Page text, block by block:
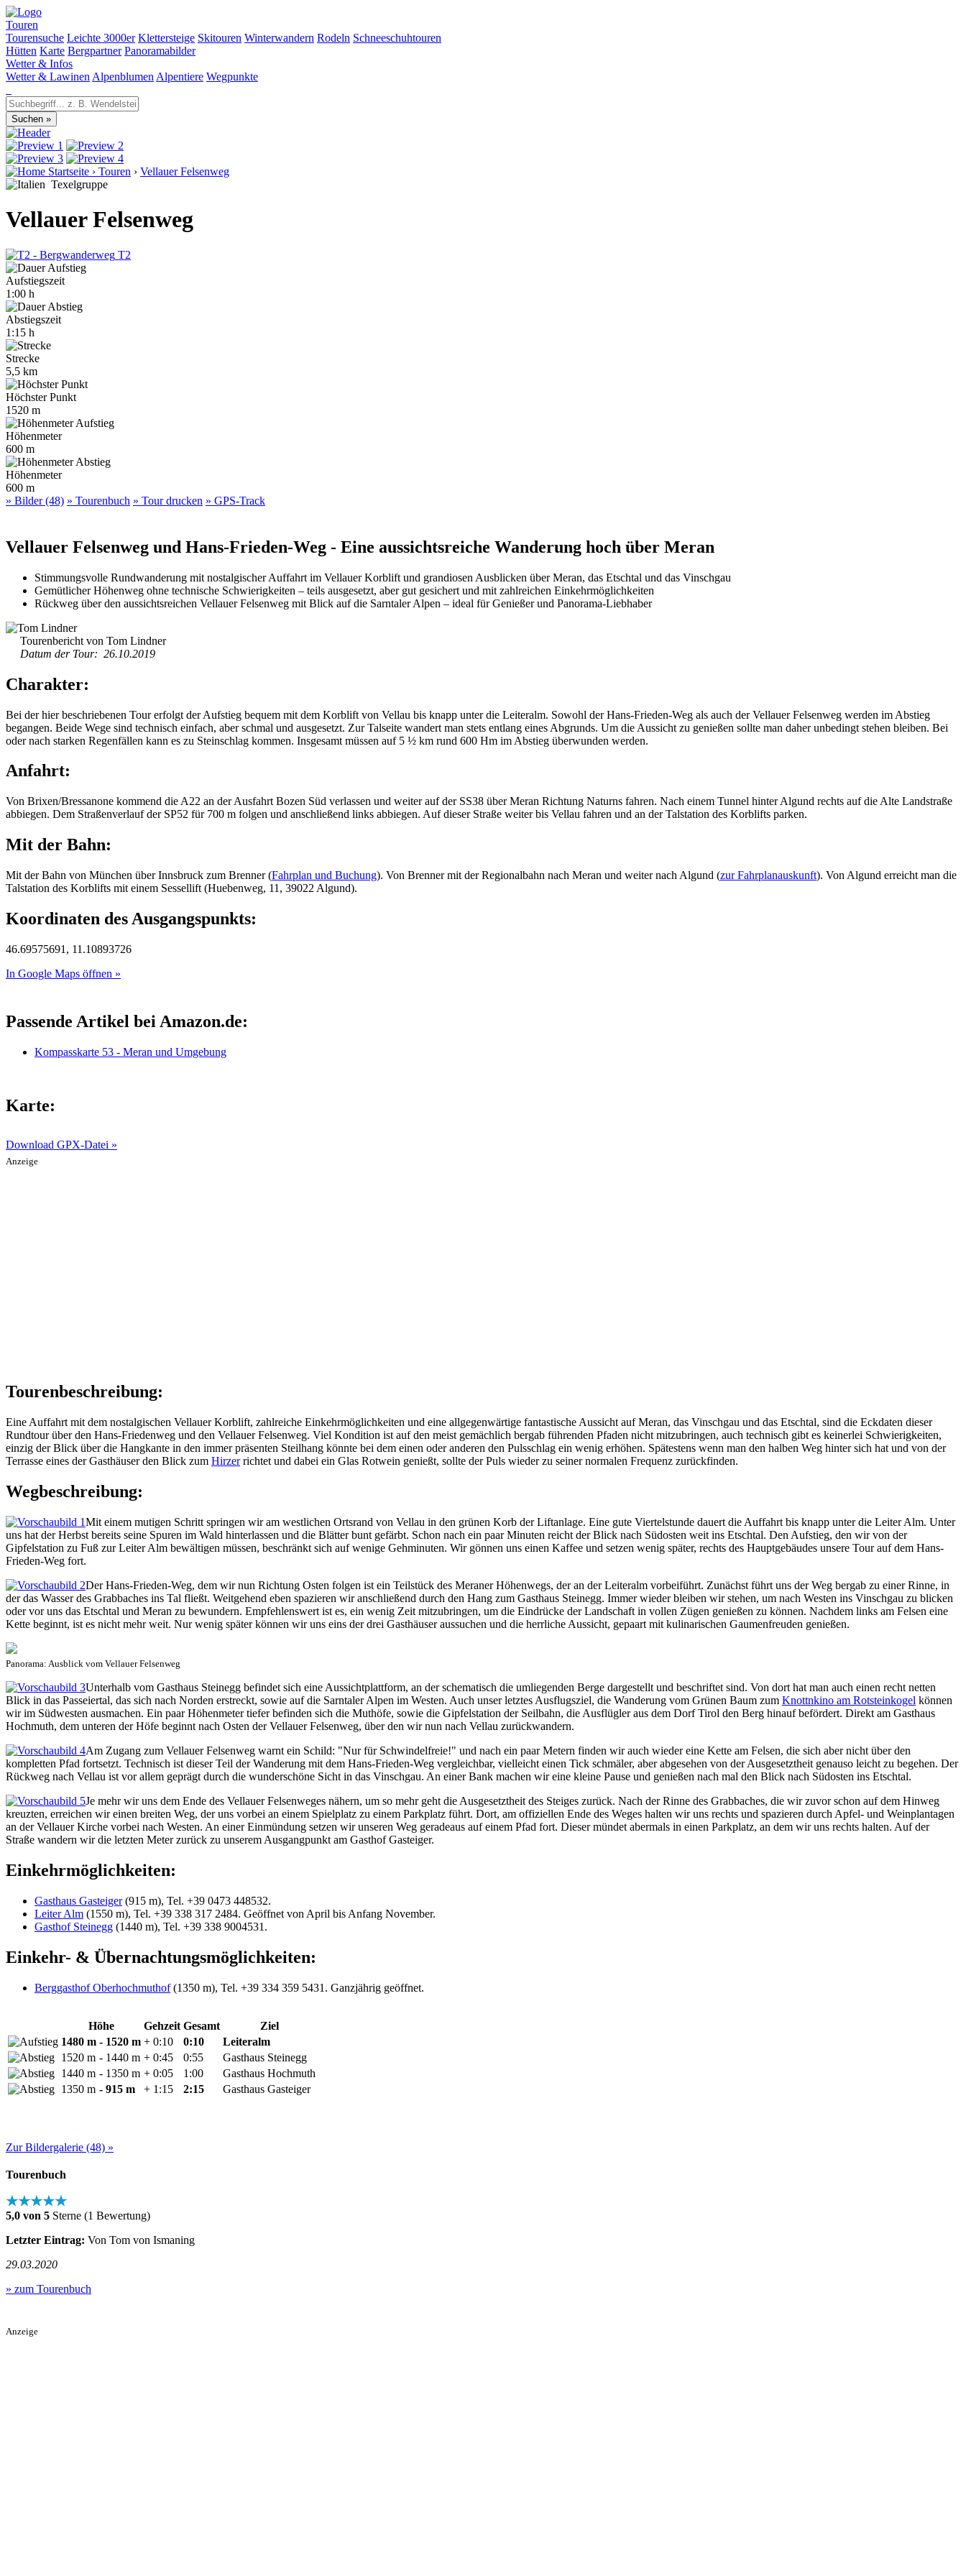
Touren
Tourensuche Leichte 3000er Klettersteige Skitouren Winterwandern Rodeln Schneeschuhtouren
Hütten Karte Bergpartner Panoramabilder
Wetter & Infos
Wetter & Lawinen Alpenblumen Alpentiere Wegpunkte
Startseite › Touren › Vellauer Felsenweg
Texelgruppe
Vellauer Felsenweg
T2
Aufstiegszeit
1:00 h
Abstiegszeit
1:15 h
Strecke
5,5 km
Höchster Punkt
1520 m
Höhenmeter
600 m
Höhenmeter
600 m
» Bilder (48) » Tourenbuch » Tour drucken » GPS-Track
Vellauer Felsenweg und Hans-Frieden-Weg - Eine aussichtsreiche Wanderung hoch über Meran
Stimmungsvolle Rundwanderung mit nostalgischer Auffahrt im Vellauer Korblift und grandiosen Ausblicken über Meran, das Etschtal und das Vinschgau
Gemütlicher Höhenweg ohne technische Schwierigkeiten – teils ausgesetzt, aber gut gesichert und mit zahlreichen Einkehrmöglichkeiten
Rückweg über den aussichtsreichen Vellauer Felsenweg mit Blick auf die Sarntaler Alpen – ideal für Genießer und Panorama-Liebhaber
Tourenbericht von Tom Lindner
Datum der Tour: 26.10.2019
Charakter:
Bei der hier beschriebenen Tour erfolgt der Aufstieg bequem mit dem Korblift von Vellau bis knapp unter die Leiteralm. Sowohl der Hans-Frieden-Weg als auch der Vellauer Felsenweg werden im Abstieg
begangen. Beide Wege sind technisch einfach, aber schmal und ausgesetzt. Zur Talseite wandert man stets entlang eines Abgrunds. Um die Aussicht zu genießen sollte man daher unbedingt stehen bleiben. Bei
oder nach starken Regenfällen kann es zu Steinschlag kommen. Insgesamt müssen auf 5 ½ km rund 600 Hm im Abstieg überwunden werden.
Anfahrt:
Von Brixen/Bressanone kommend die A22 an der Ausfahrt Bozen Süd verlassen und weiter auf der SS38 über Meran Richtung Naturns fahren. Nach einem Tunnel hinter Algund rechts auf die Alte Landstraße
abbiegen. Dem Straßenverlauf der SP52 für 700 m folgen und anschließend links abbiegen. Auf dieser Straße weiter bis Vellau fahren und an der Talstation des Korblifts parken.
Mit der Bahn:
Mit der Bahn von München über Innsbruck zum Brenner (Fahrplan und Buchung). Von Brenner mit der Regionalbahn nach Meran und weiter nach Algund (zur Fahrplanauskunft). Von Algund erreicht man die
Talstation des Korblifts mit einem Sessellift (Huebenweg, 11, 39022 Algund).
Koordinaten des Ausgangspunkts:
46.69575691, 11.10893726
In Google Maps öffnen »
Passende Artikel bei Amazon.de:
Kompasskarte 53 - Meran und Umgebung
Karte:
Download GPX-Datei »
Anzeige
Tourenbeschreibung:
Eine Auffahrt mit dem nostalgischen Vellauer Korblift, zahlreiche Einkehrmöglichkeiten und eine allgegenwärtige fantastische Aussicht auf Meran, das Vinschgau und das Etschtal, sind die Eckdaten dieser
Rundtour über den Hans-Friedenweg und den Vellauer Felsenweg. Viel Kondition ist auf den meist gemächlich bergab führenden Pfaden nicht mitzubringen, auch technisch gibt es keinerlei Schwierigkeiten,
einzig der Blick über die Hangkante in den immer präsenten Steilhang könnte bei dem einen oder anderen den Pulsschlag ein wenig erhöhen. Spätestens wenn man den halben Weg hinter sich hat und von der
Terrasse eines der Gasthäuser den Blick zum Hirzerrichtet und dabei ein Glas Rotwein genießt, sollte der Puls wieder zu seiner normalen Frequenz zurückfinden.
Wegbeschreibung:
Mit einem mutigen Schritt springen wir am westlichen Ortsrand von Vellau in den grünen Korb der Liftanlage. Eine gute Viertelstunde dauert die Auffahrt bis knapp unter die Leiter Alm. Unter
uns hat der Herbst bereits seine Spuren im Wald hinterlassen und die Blätter bunt gefärbt. Schon nach ein paar Minuten reicht der Blick nach Südosten weit ins Etschtal. Den Aufstieg, den wir von der
Gipfelstation zu Fuß zur Leiter Alm bewältigen müssen, beschränkt sich auf wenige Gehminuten. Wir gönnen uns einen Kaffee und setzen wenig später, rechts des Hauptgebäudes unsere Tour auf dem Hans-
Frieden-Weg fort.
Der Hans-Frieden-Weg, dem wir nun Richtung Osten folgen ist ein Teilstück des Meraner Höhenwegs, der an der Leiteralm vorbeiführt. Zunächst führt uns der Weg bergab zu einer Rinne, in
der das Wasser des Grabbaches ins Tal fließt. Weitgehend eben spazieren wir anschließend durch den Hang zum Gasthaus Steinegg. Immer wieder bleiben wir stehen, um nach Westen ins Vinschgau zu blicken
oder vor uns das Etschtal und Meran zu bewundern. Empfehlenswert ist es, ein wenig Zeit mitzubringen, um die Eindrücke der Landschaft in vollen Zügen genießen zu können. Nachdem links am Felsen eine
Kette beginnt, ist es nicht mehr weit. Nur wenig später können wir uns eins der drei Gasthäuser aussuchen und die herrliche Aussicht, gepaart mit kulinarischen Gaumenfreuden genießen.
Panorama: Ausblick vom Vellauer Felsenweg
Unterhalb vom Gasthaus Steinegg befindet sich eine Aussichtplattform, an der schematisch die umliegenden Berge dargestellt und beschriftet sind. Von dort hat man auch einen recht netten
Blick in das Passeiertal, das sich nach Norden erstreckt, sowie auf die Sarntaler Alpen im Westen. Auch unser letztes Ausflugsziel, die Wanderung vom Grünen Baum zum Knottnkino am Rotsteinkogel können
wir im Südwesten ausmachen. Ein paar Höhenmeter tiefer befinden sich die Muthöfe, sowie die Gipfelstation der Seilbahn, die Ausflügler aus dem Dorf Tirol den Berg hinauf befördert. Direkt am Gasthaus
Hochmuth, dem unteren der Höfe beginnt nach Osten der Vellauer Felsenweg, über den wir nun nach Vellau zurückwandern.
Am Zugang zum Vellauer Felsenweg warnt ein Schild: "Nur für Schwindelfreie!" und nach ein paar Metern finden wir auch wieder eine Kette am Felsen, die sich aber nicht über den
kompletten Pfad fortsetzt. Technisch ist dieser Teil der Wanderung mit dem Hans-Frieden-Weg vergleichbar, vielleicht einen Tick schmäler, aber abgesehen von der Ausgesetztheit genauso leicht zu begehen. Der
Rückweg nach Vellau ist vor allem geprägt durch die wunderschöne Sicht in das Vinschgau. An einer Bank machen wir eine kleine Pause und genießen nach mal den Blick nach Südosten ins Etschtal.
Je mehr wir uns dem Ende des Vellauer Felsenweges nähern, um so mehr geht die Ausgesetztheit des Steiges zurück. Nach der Rinne des Grabbaches, die wir zuvor schon auf dem Hinweg
kreuzten, erreichen wir einen breiten Weg, der uns vorbei an einem Spielplatz zu einem Parkplatz führt. Dort, am offiziellen Ende des Weges halten wir uns rechts und spazieren durch Apfel- und Weinplantagen
an der Vellauer Kirche vorbei nach Westen. An einer Einmündung setzen wir unseren Weg geradeaus auf einem Pfad fort. Dieser mündet abermals in einen Parkplatz, an dem wir uns rechts halten. Auf der
Straße wandern wir die letzten Meter zurück zu unserem Ausgangpunkt am Gasthof Gasteiger.
Einkehrmöglichkeiten:
Gasthaus Gasteiger(915 m), Tel. +39 0473 448532.
Leiter Alm (1550 m), Tel. +39 338 317 2484. Geöffnet von April bis Anfang November.
Gasthof Steinegg (1440 m), Tel. +39 338 9004531.
Einkehr- & Übernachtungsmöglichkeiten:
Berggasthof Oberhochmuthof(1350 m), Tel. +39 334 359 5431. Ganzjährig geöffnet.
Höhe Gehzeit Gesamt
Ziel
1480 m - 1520 m + 0:10 0:10
Leiteralm
1520 m - 1440 m + 0:45 0:55
Gasthaus Steinegg
1440 m - 1350 m + 0:05 1:00
Gasthaus Hochmuth
1350 m - 915 m + 1:15 2:15 Gasthaus Gasteiger
Zur Bildergalerie (48) »
Tourenbuch
★★★★★
5,0 von 5 Sterne (1 Bewertung)
Letzter Eintrag: Von Tom von Ismaning
29.03.2020
» zum Tourenbuch
Anzeige